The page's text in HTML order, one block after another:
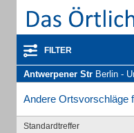
FILTER
Antwerpener Str Berlin -
Andere Ortsvorschläge
Standardtreffer